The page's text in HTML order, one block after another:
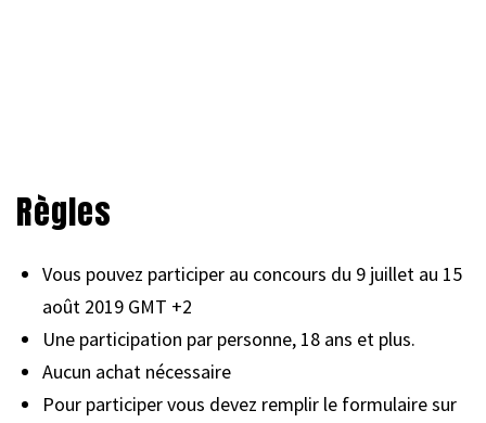
Règles
Vous pouvez participer au concours du 9 juillet au 15
août 2019 GMT +2
Une participation par personne, 18 ans et plus.
Aucun achat nécessaire
Pour participer vous devez remplir le formulaire sur